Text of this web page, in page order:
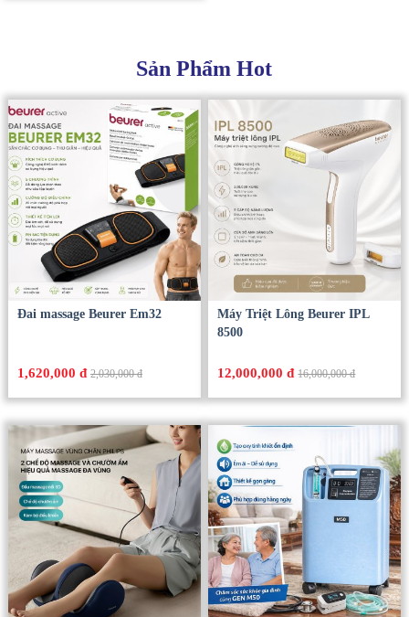
Sản Phẩm Hot
Đai massage Beurer Em32
1,620,000 đ 2,030,000 đ
Máy Triệt Lông Beurer IPL
8500
12,000,000 đ 16,000,000 đ